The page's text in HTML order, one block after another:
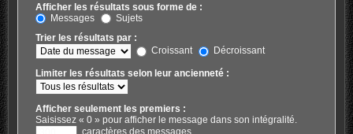
Afficher les résultats sous forme de :
Messages
Sujets
Trier les résultats par :
Croissant
Décroissant
Limiter les résultats selon leur ancienneté :
Afficher seulement les premiers :
Saisissez « 0 » pour afficher le message dans son intégralité.